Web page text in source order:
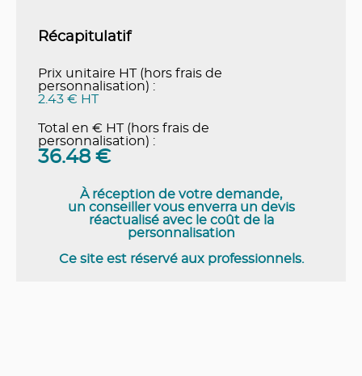
Récapitulatif
Prix unitaire HT (hors frais de
personnalisation) :
2.43 € HT
Total en € HT (hors frais de
personnalisation) :
36.48€
À réception de votre demande,
un conseiller vous enverra un devis
réactualisé avec le coût de la
personnalisation
Ce site est réservé aux professionnels.